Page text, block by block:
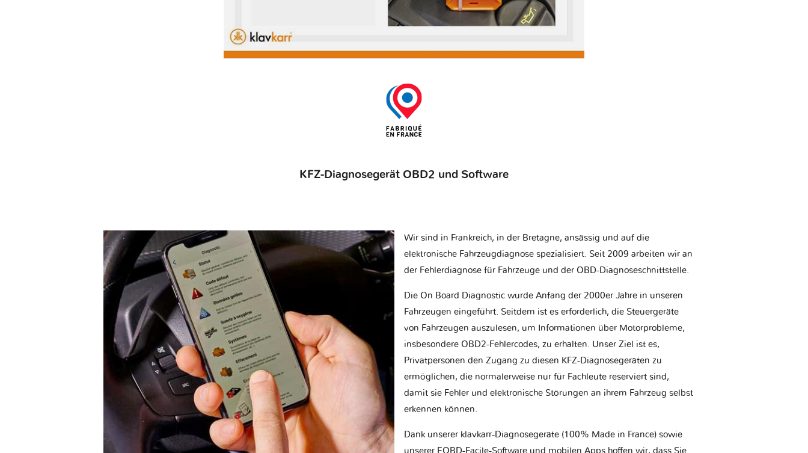
KFZ-Diagnosegerät OBD2 und Software
Wir sind in Frankreich, in der Bretagne, ansässig und auf die
elektronische Fahrzeugdiagnose spezialisiert. Seit 2009 arbeiten wir an
der Fehlerdiagnose für Fahrzeuge und der OBD-Diagnoseschnittstelle.
Die On Board Diagnostic wurde Anfang der 2000er Jahre in unseren
Fahrzeugen eingeführt. Seitdem ist es erforderlich, die Steuergeräte
von Fahrzeugen auszulesen, um Informationen über Motorprobleme,
insbesondere OBD2-Fehlercodes, zu erhalten. Unser Ziel ist es,
Privatpersonen den Zugang zu diesen KFZ-Diagnosegeräten zu
ermöglichen, die normalerweise nur für Fachleute reserviert sind,
damit sie Fehler und elektronische Störungen an ihrem Fahrzeug selbst
erkennen können.
Dank unserer klavkarr-Diagnosegeräte (100% Made in France) sowie
unserer EOBD-Facile-Software und mobilen Apps hoffen wir, dass Sie